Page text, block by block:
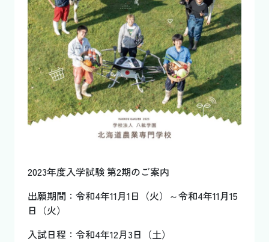
2023年度入学試験 第2期のご案内
出願期間：令和4年11月1日（火）～令和4年11月15
日（火）
入試日程：令和4年12月3日（土）